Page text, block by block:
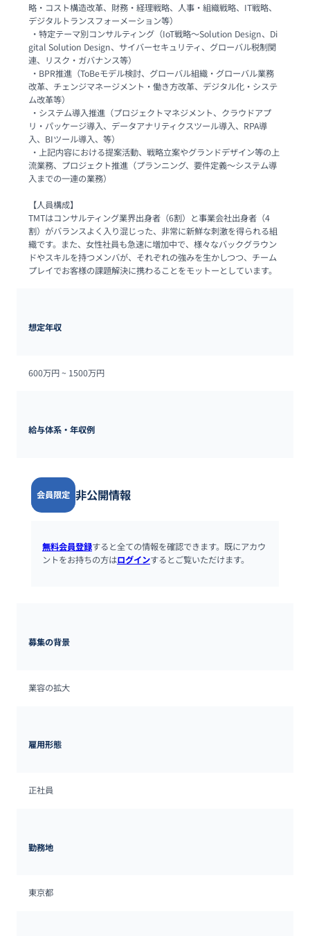
略・コスト構造改革、財務・経理戦略、人事・組織戦略、IT戦略、
デジタルトランスフォーメーション等）
gital Solution Design、サイバーセキュリティ、グローバル税制関
連、リスク・ガバナンス等）
改革、チェンジマネージメント・働き方改革、デジタル化・システ
ム改革等）
リ・パッケージ導入、データアナリティクスツール導入、RPA導
入、BIツール導入、等）
流業務、プロジェクト推進（プランニング、要件定義～システム導
入までの一連の業務）
【人員構成】
TMTはコンサルティング業界出身者（6割）と事業会社出身者（4
割）がバランスよく入り混じった、非常に新鮮な刺激を得られる組
織です。また、女性社員も急速に増加中で、様々なバックグラウン
ドやスキルを持つメンバが、それぞれの強みを生かしつつ、チーム
プレイでお客様の課題解決に携わることをモットーとしています。
想定年収
600万円 ~ 1500万円
給与体系・年収例
会員限定 非公開情報
無料会員登録すると全ての情報を確認できます。既にアカウ
ントをお持ちの方はログインするとご覧いただけます。
募集の背景
業容の拡大
雇用形態
正社員
勤務地
東京都